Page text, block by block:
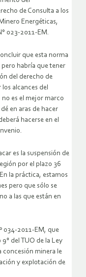
de Consulta a los
Energéticas,
023-2011-EM.
que esta norma
habría que tener
del derecho de
alcances del
no es el mejor marco
en aras de hacer
hacerse en el
es la suspensión de
por el plazo 36
la práctica, estamos
pero que sólo se
a las que están en
034-2011-EM, que
del TUO de la Ley
concesión minera le
y explotación de